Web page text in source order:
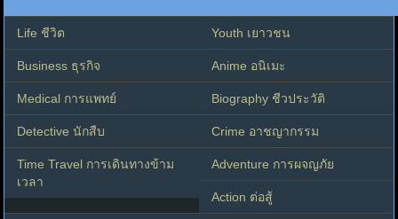
Life ชีวิต Youth เยาวชน
Business ธุรกิจ Anime อนิเมะ
Medical การแพทย์ Biography ชีวประวัติ
Detective นักสืบ Crime อาชญากรรม
Time Travel การเดินทางข้าม
เวลา
Adventure การผจญภัย
Action ต่อสู้